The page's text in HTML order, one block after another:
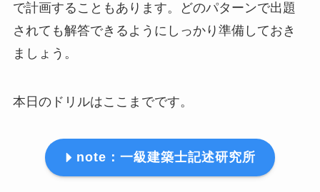
で計画することもあります。どのパターンで出題
されても解答できるようにしっかり準備しておき
ましょう。
本日のドリルはここまでです。
note：一級建築士記述研究所